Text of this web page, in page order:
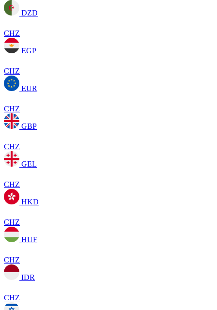
DZD
CHZ
EGP
CHZ
EUR
CHZ
GBP
CHZ
GEL
CHZ
HKD
CHZ
HUF
CHZ
IDR
CHZ